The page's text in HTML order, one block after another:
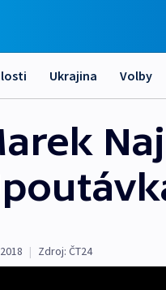
Ukrajina Volby
| Zdroj: ČT24